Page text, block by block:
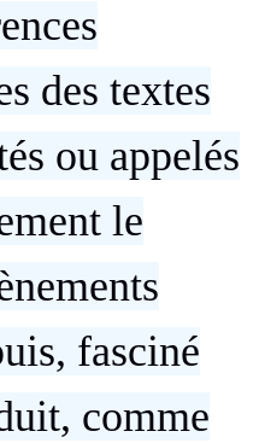
des textes
ou appelés
le
fasciné
comme